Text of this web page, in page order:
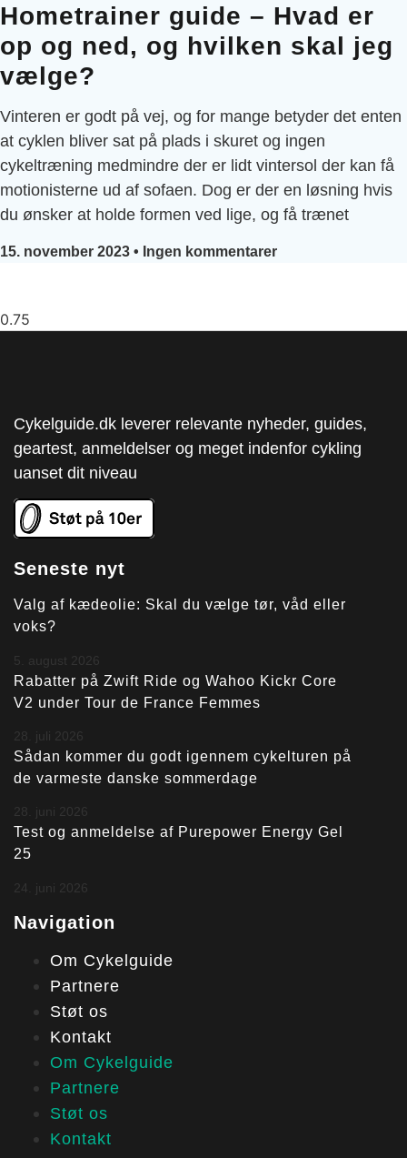
Hometrainer guide – Hvad er
op og ned, og hvilken skal jeg
vælge?
Vinteren er godt på vej, og for mange betyder det enten
at cyklen bliver sat på plads i skuret og ingen
cykeltræning medmindre der er lidt vintersol der kan få
motionisterne ud af sofaen. Dog er der en løsning hvis
du ønsker at holde formen ved lige, og få trænet
15. november 2023 Ingen kommentarer
Cykelguide.dk leverer relevante nyheder, guides,
geartest, anmeldelser og meget indenfor cykling
uanset dit niveau
Seneste nyt
Valg af kædeolie: Skal du vælge tør, våd eller
voks?
5. august 2026
Rabatter på Zwift Ride og Wahoo Kickr Core
V2 under Tour de France Femmes
28. juli 2026
Sådan kommer du godt igennem cykelturen på
de varmeste danske sommerdage
28. juni 2026
Test og anmeldelse af Purepower Energy Gel
25
24. juni 2026
Navigation
Om Cykelguide
Partnere
Støt os
Kontakt
Om Cykelguide
Partnere
Støt os
Kontakt